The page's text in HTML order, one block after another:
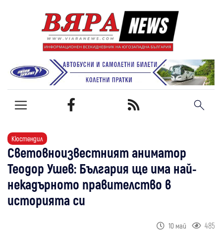
Кюстендил
Световноизвестният аниматор
Теодор Ушев: България ще има най-
некадърното правителство в
историята си
10 май 485